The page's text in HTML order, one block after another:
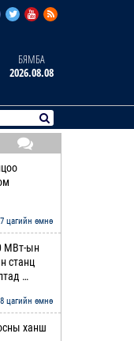
БЯМБА
2026.08.08
цагийн өмнө
МВт-ын
станц
…
цагийн өмнө
ханш